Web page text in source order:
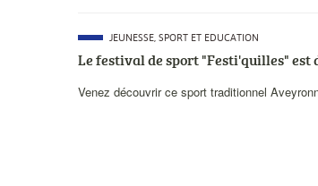
CATÉGORIE
PRINCIPALE
JEUNESSE, SPORT ET EDUCATION
Le festival de sport "Festi'quilles" est
courte
Venez découvrir ce sport traditionnel